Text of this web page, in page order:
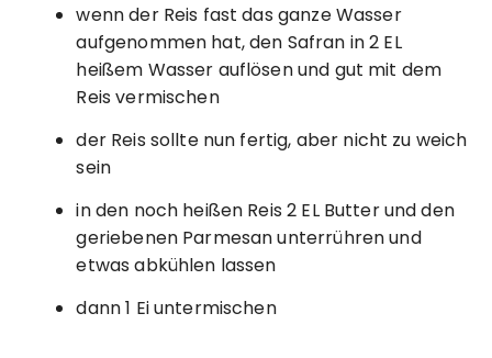
wenn der Reis fast das ganze Wasser
aufgenommen hat, den Safran in 2 EL
heißem Wasser auflösen und gut mit dem
Reis vermischen
der Reis sollte nun fertig, aber nicht zu weich
sein
in den noch heißen Reis 2 EL Butter und den
geriebenen Parmesan unterrühren und
etwas abkühlen lassen
dann 1 Ei untermischen